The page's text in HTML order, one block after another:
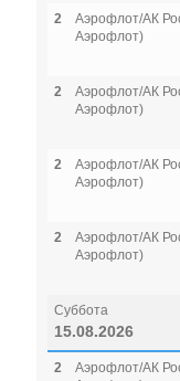
2
Аэрофлот/АК
Аэрофлот)
2
Аэрофлот/АК
Аэрофлот)
2
Аэрофлот/АК
Аэрофлот)
2
Аэрофлот/АК
Аэрофлот)
Суббота
15.08.2026
2
Аэрофлот/АК